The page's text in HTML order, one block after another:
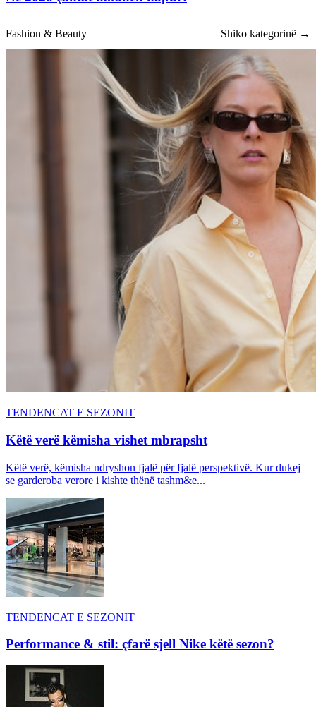
Fashion & Beauty Shiko kategorinë →
TENDENCAT E SEZONIT
Këtë verë këmisha vishet mbrapsht
Këtë verë, këmisha ndryshon fjalë për fjalë perspektivë. Kur dukej
se garderoba verore i kishte thënë tashm&e...
TENDENCAT E SEZONIT
Performance & stil: çfarë sjell Nike këtë sezon?